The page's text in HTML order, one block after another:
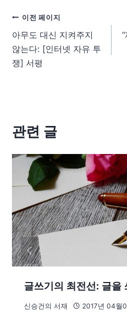
이전 페이지
아무도 대신 지켜주지
않는다: [인터넷 자유 투
쟁] 서평
관련 글
글쓰기의 최전선: 글을
신승건의 서재 2017년 04월